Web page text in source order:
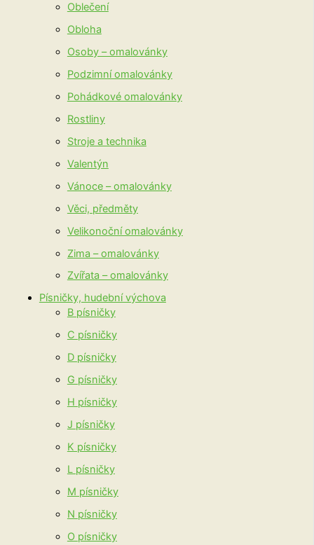
Oblečení
Obloha
Osoby – omalovánky
Podzimní omalovánky
Pohádkové omalovánky
Rostliny
Stroje a technika
Valentýn
Vánoce – omalovánky
Věci, předměty
Velikonoční omalovánky
Zima – omalovánky
Zvířata – omalovánky
Písničky, hudební výchova
B písničky
C písničky
D písničky
G písničky
H písničky
J písničky
K písničky
L písničky
M písničky
N písničky
O písničky